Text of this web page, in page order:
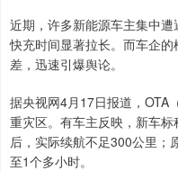
近期，许多新能源车主集中
快充时间显著拉长。而车企
差，迅速引爆舆论。
据央视网4月17日报道，OTA
重灾区。有车主反映，新车
后，实际续航不足300公里；
至1个多小时。